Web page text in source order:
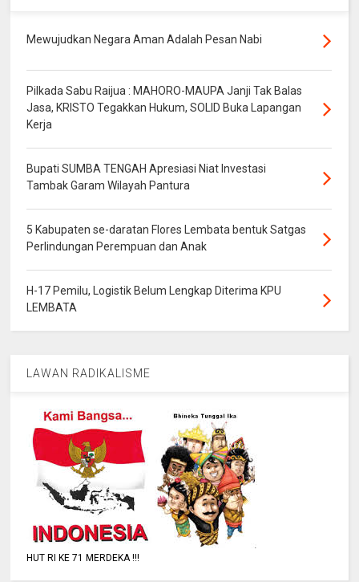
Mewujudkan Negara Aman Adalah Pesan Nabi
Pilkada Sabu Raijua : MAHORO-MAUPA Janji Tak Balas
Jasa, KRISTO Tegakkan Hukum, SOLID Buka Lapangan
Kerja
Bupati SUMBA TENGAH Apresiasi Niat Investasi
Tambak Garam Wilayah Pantura
5 Kabupaten se-daratan Flores Lembata bentuk Satgas
Perlindungan Perempuan dan Anak
H-17 Pemilu, Logistik Belum Lengkap Diterima KPU
LEMBATA
LAWAN RADIKALISME
HUT RI KE 71 MERDEKA !!!